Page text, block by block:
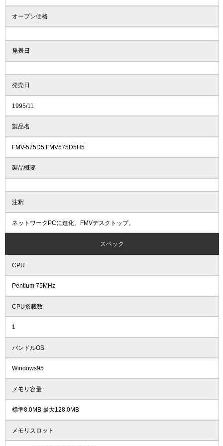
オープン価格
発表日
発売日
1995/11
製品名
FMV-575D5 FMV575D5H5
製品概要
注釈
ネットワークPCに進化、FMVデスクトップ。
スペック
CPU
Pentium 75MHz
CPU搭載数
1
バンドルOS
Windows95
メモリ容量
標準8.0MB 最大128.0MB
メモリスロット